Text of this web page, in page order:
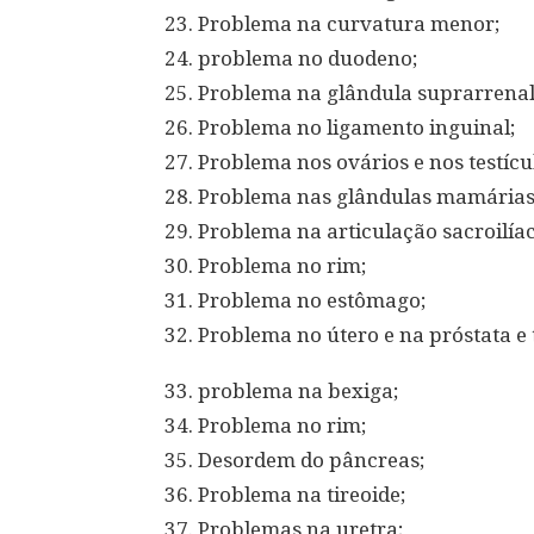
23. Problema na curvatura menor;
24. problema no duodeno;
25. Problema na glândula
26. Problema no ligamento inguinal;
27. Problema nos ovários e nos
28. Problema nas glândulas
29. Problema na articulação
30. Problema no rim;
31. Problema no estômago;
32. Problema no útero e na próstata e
33. problema na bexiga;
34. Problema no rim;
35. Desordem do pâncreas;
36. Problema na tireoide;
37. Problemas na uretra;